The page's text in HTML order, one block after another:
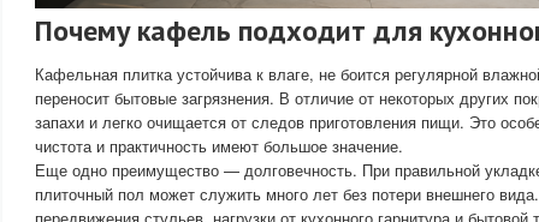
Почему кафель подходит для
Кафельная плитка устойчива к влаге, не боится регулярной
переносит бытовые загрязнения. В отличие от некоторых других
запахи и легко очищается от следов приготовления пищи. Это
чистота и практичность имеют большое значение.
Еще одно преимущество — долговечность. При правильной
плиточный пол может служить много лет без потери внешнего